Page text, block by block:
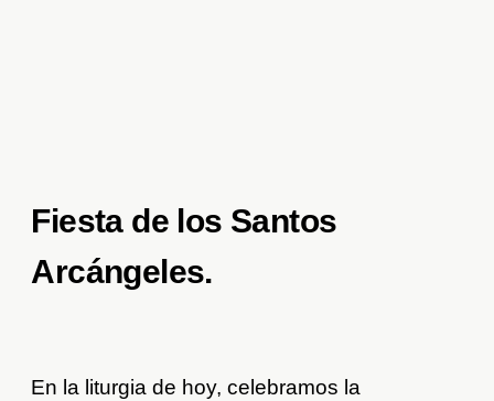
Fiesta de los Santos
Arcángeles.
En la liturgia de hoy, celebramos la